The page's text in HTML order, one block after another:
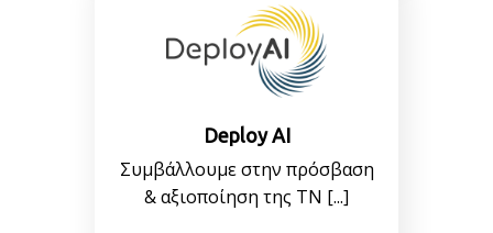
Deploy AI
Συμβάλλουμε στην πρόσβαση
& αξιοποίηση της ΤΝ [...]